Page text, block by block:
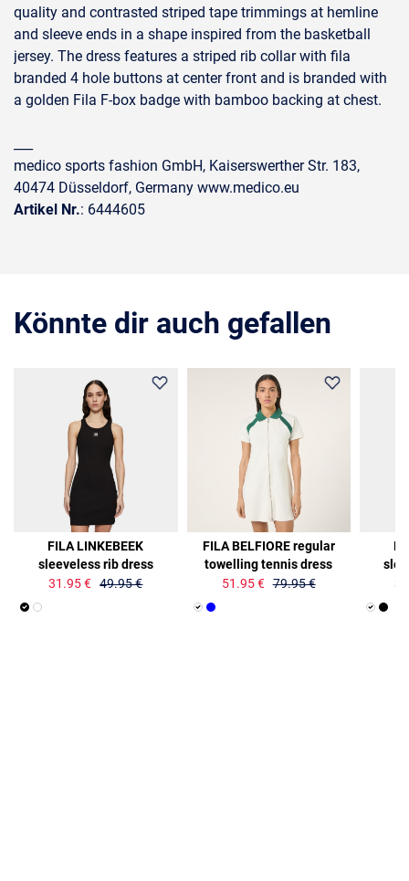
quality and contrasted striped tape trimmings at hemline
and sleeve ends in a shape inspired from the basketball
jersey. The dress features a striped rib collar with fila
branded 4 hole buttons at center front and is branded with
a golden Fila F-box badge with bamboo backing at chest.
medico sports fashion GmbH, Kaiserswerther Str. 183,
40474 Düsseldorf, Germany www.medico.eu
Artikel Nr.: 6444605
Könnte dir auch gefallen
FILA LINKEBEEK
sleeveless rib dress
31.95 € 49.95 €
FILA BELFIORE regular
towelling tennis dress
51.95 € 79.95 €